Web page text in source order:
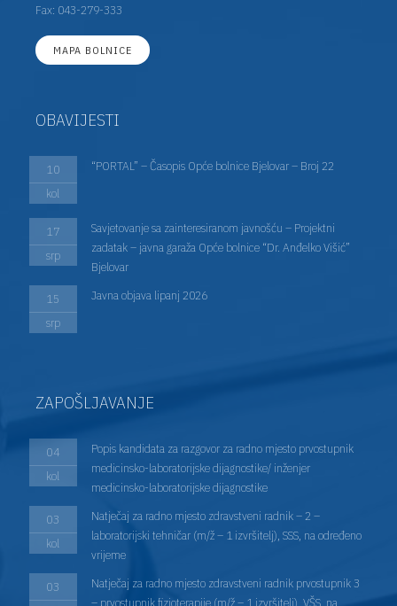
Fax: 043-279-333
MAPA BOLNICE
OBAVIJESTI
10
kol
“PORTAL” – Časopis Opće bolnice Bjelovar – Broj 22
17
srp
Savjetovanje sa zainteresiranom javnošću – Projektni
zadatak – javna garaža Opće bolnice “Dr. Anđelko Višić”
Bjelovar
15
srp
Javna objava lipanj 2026
ZAPOŠLJAVANJE
04
kol
Popis kandidata za razgovor za radno mjesto prvostupnik
medicinsko-laboratorijske dijagnostike/ inženjer
medicinsko-laboratorijske dijagnostike
03
kol
Natječaj za radno mjesto zdravstveni radnik – 2 –
laboratorijski tehničar (m/ž – 1 izvršitelj), SSS, na određeno
vrijeme
03
Natječaj za radno mjesto zdravstveni radnik prvostupnik 3
– prvostupnik fizioterapije (m/ž – 1 izvršitelj), VŠS, na